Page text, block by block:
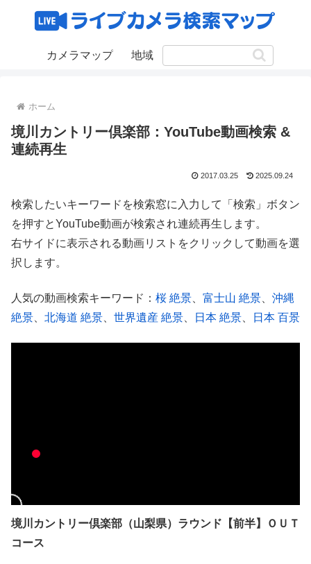
カメラマップ 地域
ホーム
境川カントリー倶楽部：YouTube動画検索 &
連続再生
2017.03.25 2025.09.24
検索したいキーワードを検索窓に入力して「検索」ボタン
を押すとYouTube動画が検索され連続再生します。
右サイドに表示される動画リストをクリックして動画を選
択します。
人気の動画検索キーワード： 桜 絶景 富士山 絶景
沖縄
絶景
北海道 絶景 世界遺産 絶景 日本 絶景 日本 百景
境川カントリー倶楽部（山梨県）ラウンド【前半】ＯＵＴ
コース